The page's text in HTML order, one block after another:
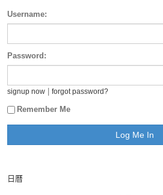
Username:
Password:
signup now forgot password?
Remember Me
日曆